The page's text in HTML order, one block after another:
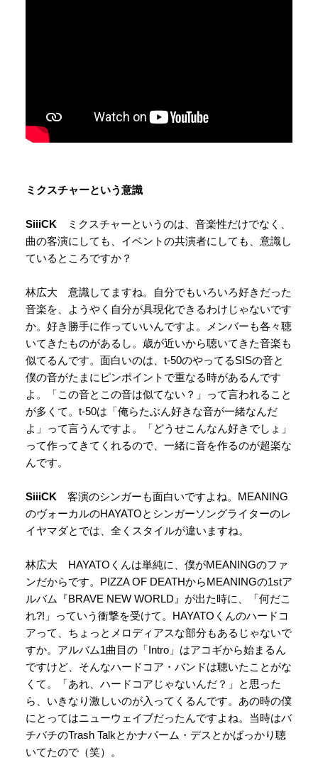
ミクスチャーという意識
SiiiCK ミクスチャーというのは、音楽性だけでなく、
曲の客演にしても、イベントの共演者にしても、意識し
ているところですか？
林広大 意識してますね。自分でもいろいろ好きだった
音楽を、ようやく自分が具現化できるわけじゃないです
か。好き勝手に作っていいんですよ。メンバーも各々聴
いてきたものがあるし。歳が近いから聴いてきた音楽も
似てるんです。面白いのは、t-50のやってるSISの音と
僕の音がたまにピンポイントで重なる時があるんです
よ。「この音とこの音は似てない？」って言われること
が多くて。t-50は「俺らたぶん好きな音が一緒なんだ
よ」って言うんですよ。「どうせこんなん好きでしょ」
って作ってきてくれるので、一緒に音を作るのが超楽な
んです。
SiiiCK 客演のシンガーも面白いですよね。MEANING
のヴォーカルのHAYATOとシンガーソングライターのレ
イヤマダとでは、全くスタイルが違いますね。
林広大 HAYATOくんは単純に、僕がMEANINGのファ
ンだからです。PIZZA OF DEATHからMEANINGの1stア
ルバム『BRAVE NEW WORLD』が出た時に、「何だこ
れ?!」っていう衝撃を受けて。HAYATOくんのハードコ
アって、ちょっとメロディアスな部分もあるじゃないで
すか。アルバム1曲目の「Intro」はアコギから始まるん
ですけど、そんなハードコア・バンドは聴いたことがな
くて。「あれ、ハードコアじゃないんだ？」と思った
ら、いきなり激しいのが入ってくるんです。あの時の僕
にとってはニューウェイブだったんですよね。当時はバ
チバチのTrash Talkとかナパーム・デスとかばっかり聴
いてたので（笑）。